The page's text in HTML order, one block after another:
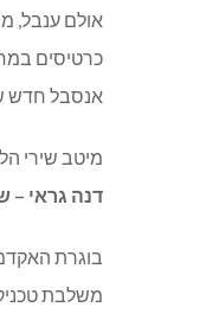
אולם ענבל, מרכז
כרטיסים במחיר- 70 ₪. בטל'
אנסבל חדש
מיטב שירי
דנה גראי –
בוגרת
משלבת